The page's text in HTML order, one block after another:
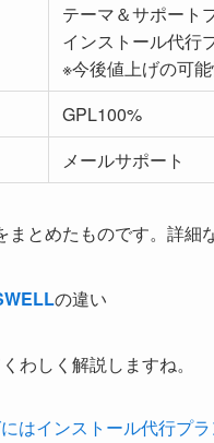
テーマ＆サポー
インストール代行
※今後値上げの可能
GPL100%
メールサポート
とめたものです。詳細
の違い
わしく解説しますね。
はインストール代行プ